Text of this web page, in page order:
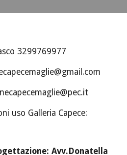
3299769977
uso Galleria Capece:
Avv.Donatella